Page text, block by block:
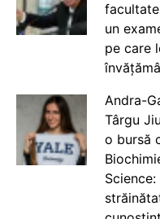
un
pe care
Andra-
Târgu
o bursă